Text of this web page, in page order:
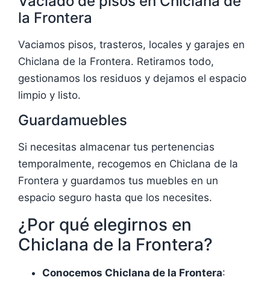
la Frontera
Vaciamos pisos, trasteros, locales y garajes en
Chiclana de la Frontera. Retiramos todo,
gestionamos los residuos y dejamos el espacio
limpio y listo.
Guardamuebles
Si necesitas almacenar tus pertenencias
temporalmente, recogemos en Chiclana de la
Frontera y guardamos tus muebles en un
espacio seguro hasta que los necesites.
¿Por qué elegirnos en
Chiclana de la Frontera?
Conocemos Chiclana de la Frontera: